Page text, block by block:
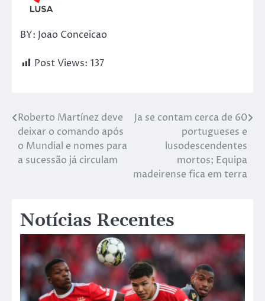
BY: Joao Conceicao
Post Views: 137
Roberto Martínez deve
deixar o comando após
o Mundial e nomes para
a sucessão já circulam
Ja se contam cerca de 60
portugueses e
lusodescendentes
mortos; Equipa
madeirense fica em terra
Notícias Recentes